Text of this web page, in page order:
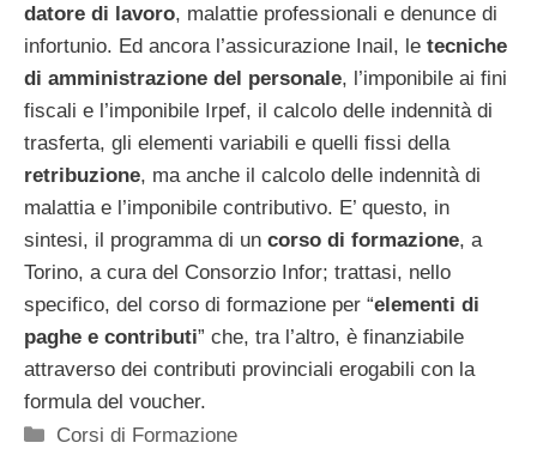
datore di lavoro, malattie professionali e denunce di
infortunio. Ed ancora l’assicurazione Inail, le tecniche
di amministrazione del personale, l’imponibile ai fini
fiscali e l’imponibile Irpef, il calcolo delle indennità di
trasferta, gli elementi variabili e quelli fissi della
retribuzione, ma anche il calcolo delle indennità di
malattia e l’imponibile contributivo. E’ questo, in
sintesi, il programma di un corso di formazione, a
Torino, a cura del Consorzio Infor; trattasi, nello
specifico, del corso di formazione per “elementi di
paghe e contributi” che, tra l’altro, è finanziabile
attraverso dei contributi provinciali erogabili con la
formula del voucher.
Categorie
Corsi di Formazione